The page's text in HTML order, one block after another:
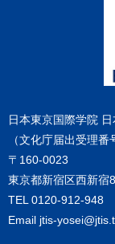
日本東京国際学院
（文化庁届出受理番
〒160-0023
東京都新宿区西新宿
TEL 0120-912-948
Email jtis-